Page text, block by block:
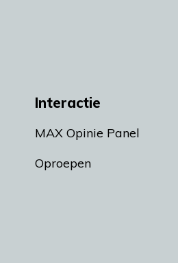
Interactie
MAX Opinie Panel
Oproepen